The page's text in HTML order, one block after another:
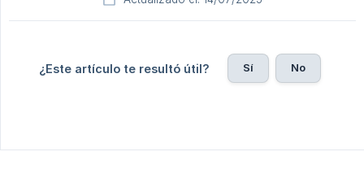
¿Este artículo te resultó útil? Sí No